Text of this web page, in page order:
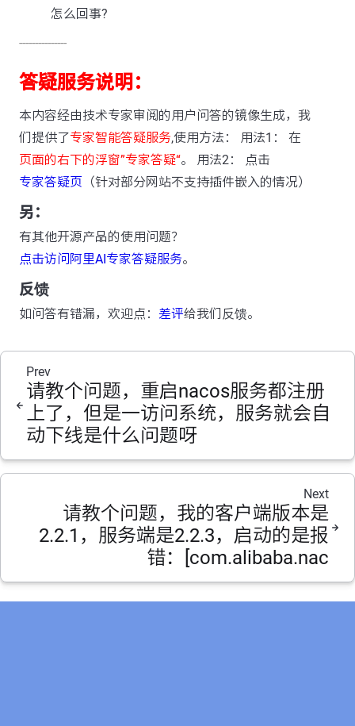
怎么回事?
---------------
答疑服务说明：
本内容经由技术专家审阅的用户问答的镜像生成，我
们提供了专家智能答疑服务,使用方法： 用法1： 在
页面的右下的浮窗”专家答疑“。 用法2： 点击
专家答疑页 （针对部分网站不支持插件嵌入的情况）
另：
有其他开源产品的使用问题？
点击访问阿里AI专家答疑服务。
反馈
如问答有错漏，欢迎点： 差评给我们反馈。
Prev
请教个问题，重启nacos服务都注册
上了，但是一访问系统，服务就会自
动下线是什么问题呀
Next
请教个问题，我的客户端版本是
2.2.1，服务端是2.2.3，启动的是报
错：[com.alibaba.nac